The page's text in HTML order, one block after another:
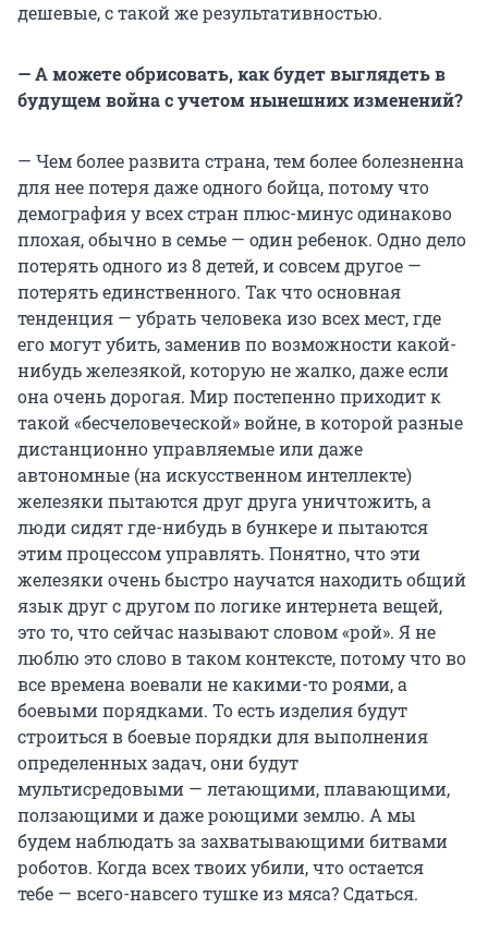
дешевые, с такой же результативностью.
— А можете обрисовать, как будет выглядеть в
будущем война с учетом нынешних изменений?
— Чем более развита страна, тем более болезненна
для нее потеря даже одного бойца, потому что
демография у всех стран плюс-минус одинаково
плохая, обычно в семье — один ребенок. Одно дело
потерять одного из 8 детей, и совсем другое —
потерять единственного. Так что основная
тенденция — убрать человека изо всех мест, где
его могут убить, заменив по возможности какой-
нибудь железякой, которую не жалко, даже если
она очень дорогая. Мир постепенно приходит к
такой «бесчеловеческой» войне, в которой разные
дистанционно управляемые или даже
автономные (на искусственном интеллекте)
железяки пытаются друг друга уничтожить, а
люди сидят где-нибудь в бункере и пытаются
этим процессом управлять. Понятно, что эти
железяки очень быстро научатся находить общий
язык друг с другом по логике интернета вещей,
это то, что сейчас называют словом «рой». Я не
люблю это слово в таком контексте, потому что во
все времена воевали не какими-то роями, а
боевыми порядками. То есть изделия будут
строиться в боевые порядки для выполнения
определенных задач, они будут
мультисредовыми — летающими, плавающими,
ползающими и даже роющими землю. А мы
будем наблюдать за захватывающими битвами
роботов. Когда всех твоих убили, что остается
тебе — всего-навсего тушке из мяса? Сдаться.